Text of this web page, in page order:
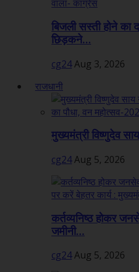
बिजली सस्ती होने
छिड़कने...
cg24Aug 3, 2026
राजधानी
मुख्यमंत्री विष्णुदेव
cg24Aug 5, 2026
कर्तव्यनिष्ठ होकर
जमीनी...
cg24Aug 5, 2026